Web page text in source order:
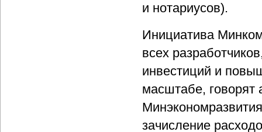
и нотариусов).
Инициатива
всех
инвестиций и
масштабе, говорят
зачисление